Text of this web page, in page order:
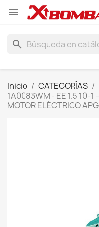

search
Inicio CATEGORÍAS
1A0083WM - EE 1.5 10-1
MOTOR ELÉCTRICO